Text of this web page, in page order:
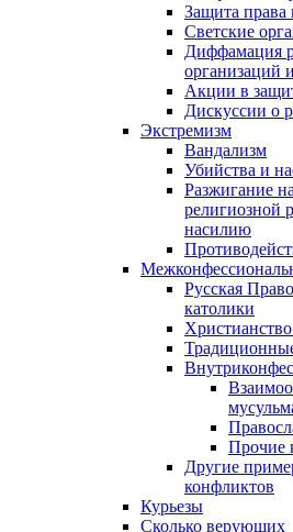
Защита права
Светские
Диффамация
Акции в
Дискуссии о
Экстремизм
Вандализм
Убийства и
Разжигание
религиозной
насилию
Русская
католики
Прочие
Другие
конфликтов
Курьезы
Сколько верующих